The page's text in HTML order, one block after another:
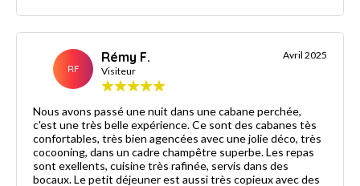
RF
Rémy F.
Visiteur
Avril 2025
Nous avons passé une nuit dans une cabane perchée,
c'est une très belle expérience. Ce sont des cabanes tès
confortables, très bien agencées avec une jolie déco, très
cocooning, dans un cadre champêtre superbe. Les repas
sont exellents, cuisine très rafinée, servis dans des
bocaux. Le petit déjeuner est aussi très copieux avec des